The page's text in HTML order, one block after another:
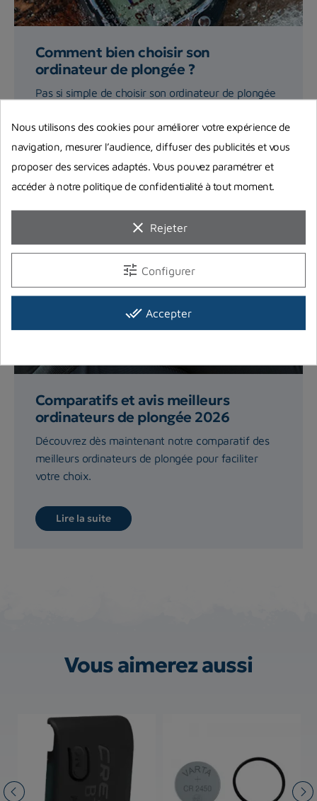
Comment bien choisir son
ordinateur de plongée ?
Pas si simple de choisir son ordinateur de plongée
On vous livre...
Lire la suite
Comparatifs et avis meilleurs
ordinateurs de plongée 2026
Découvrez dès maintenant notre comparatif des
meilleurs ordinateurs de plongée pour faciliter
votre choix.
Lire la suite
Vous aimerez aussi
Nous utilisons des cookies pour améliorer votre expérience de
navigation, mesurer l’audience, diffuser des publicités et vous
proposer des services adaptés. Vous pouvez paramétrer et
accéder à notre politique de confidentialité à tout moment.
clear Rejeter
tune Configurer
done_all Accepter